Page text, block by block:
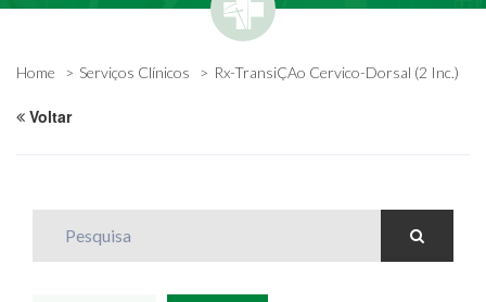
Home Serviços Clínicos Rx-TransiÇAo Cervico-Dorsal (2 Inc.)
Voltar